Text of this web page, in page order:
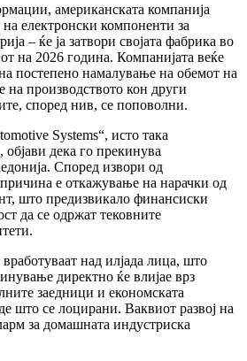
американската компанија
електронски компоненти за
– ќе ја затвори својата фабрика во
на 2026 година. Компанијата веќе
постепено намалување на обемот на
на производството кон други
според нив, се поповолни.
Systems“, исто така
објави дека го прекинува
Според извори од
причина е откажување на нарачки од
што предизвикало финансиски
да се одржат тековните
вработуваат над илјада лица, што
директно ќе влијае врз
заедници и економската
што се лоцирани. Ваквиот развој на
за домашната индустриска